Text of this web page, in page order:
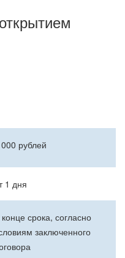
рублей
1 дня
срока, согласно
заключенного